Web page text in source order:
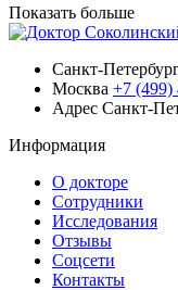
Показать больше
Санкт-
Москва +7 (499)
Адрес Санкт-
Информация
О докторе
Сотрудники
Исследования
Отзывы
Соцсети
Контакты